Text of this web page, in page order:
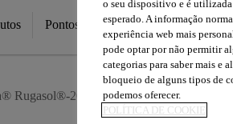
Pontos de Venda Downloads
Rugasol®-200
o seu dispositivo e é
esperado. A informação
experiência web mais
pode optar por não permitir
categorias para saber mais e
bloqueio de alguns tipos de
podemos oferecer.
POLÍTICA DE COOKIE